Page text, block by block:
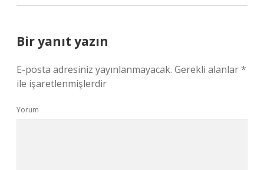
Bir yanıt yazın
E-posta adresiniz yayınlanmayacak. Gerekli alanlar*
ile işaretlenmişlerdir
Yorum